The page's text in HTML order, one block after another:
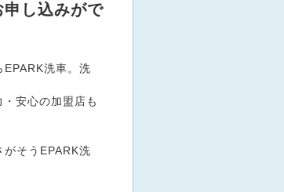
し込みがで
洗車。洗
安心の加盟店も
そうEPARK洗